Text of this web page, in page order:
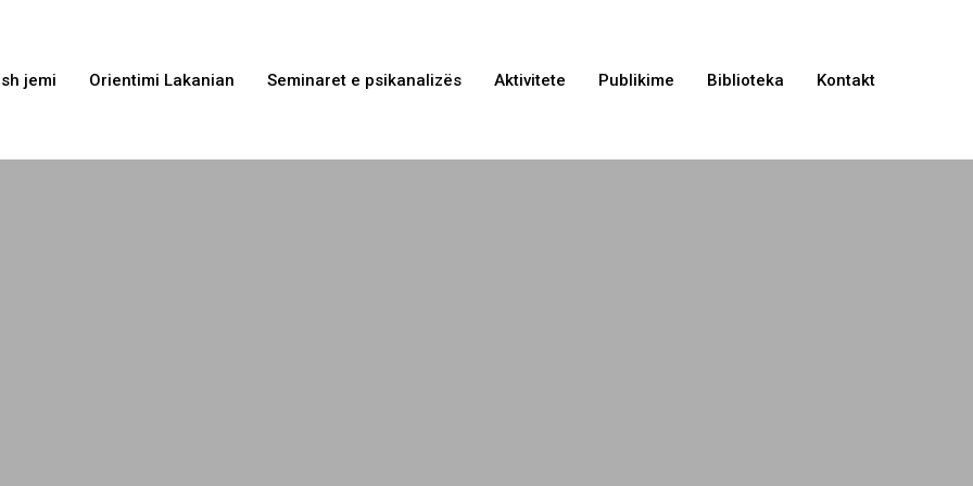
jemi Orientimi Lakanian Seminaret e psikanalizës Aktivitete Publikime Biblioteka Kontakt